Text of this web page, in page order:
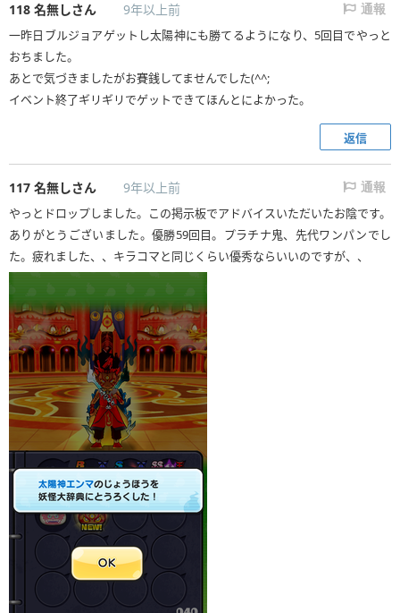
118 名無しさん 9年以上前 通報
一昨日ブルジョアゲットし太陽神にも勝てるようになり、5回目でやっと
おちました。
あとで気づきましたがお賽銭してませんでした(^^;
イベント終了ギリギリでゲットできてほんとによかった。
返信
117 名無しさん 9年以上前 通報
やっとドロップしました。この掲示板でアドバイスいただいたお陰です。
ありがとうございました。優勝59回目。プラチナ鬼、先代ワンパンでし
た。疲れました、、キラコマと同じくらい優秀ならいいのですが、、